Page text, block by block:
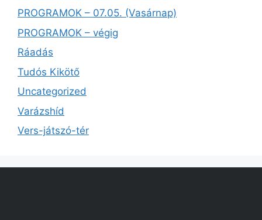
PROGRAMOK – 07.05. (Vasárnap)
PROGRAMOK – végig
Ráadás
Tudós Kikötő
Uncategorized
Varázshíd
Vers-játszó-tér